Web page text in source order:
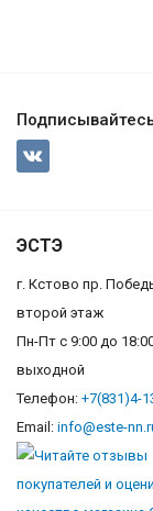
ЭСТЭ
г. Кстово пр.
второй этаж
Пн-Пт с 9:00 до
выходной
Телефон: +7(831)4-
Email: info@este-